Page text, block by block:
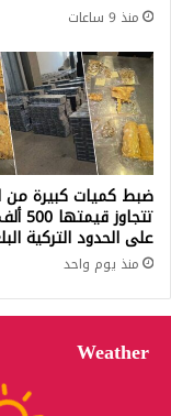
منذ 9 ساعات
ضبط كميات كبيرة من
تتجاوز
على الحدود التركية
منذ يوم واحد
Weather